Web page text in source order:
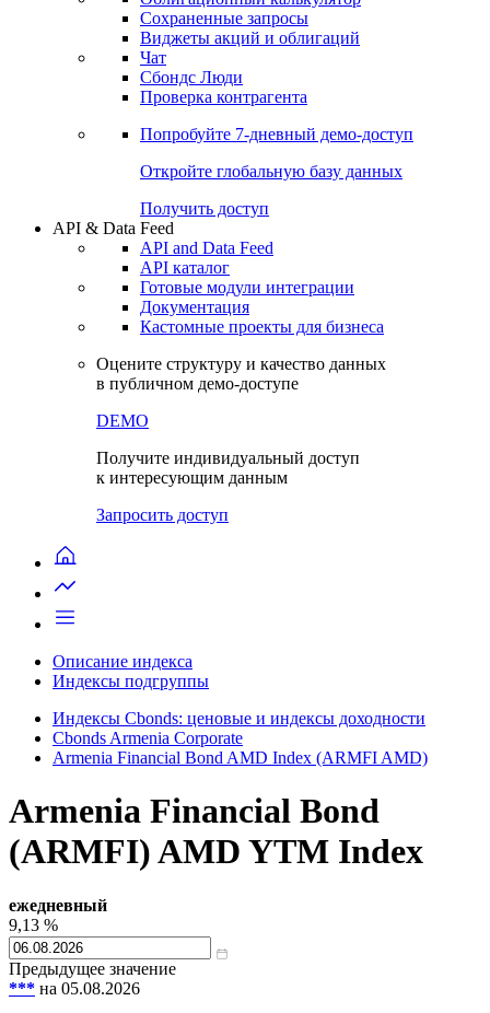
Сохраненные запросы
Виджеты акций и облигаций
Чат
Сбондс Люди
Проверка контрагента
Попробуйте 7-дневный демо-доступ
Откройте глобальную базу данных
Получить доступ
API & Data Feed
API and Data Feed
API каталог
Готовые модули интеграции
Документация
Кастомные проекты для бизнеса
Оцените структуру и качество данных
в публичном демо-доступе
DEMO
Получите индивидуальный доступ
к интересующим данным
Запросить доступ
Описание индекса
Индексы подгруппы
Индексы Cbonds: ценовые и индексы доходности
Cbonds Armenia Corporate
Armenia Financial Bond AMD Index (ARMFI AMD)
Armenia Financial Bond
(ARMFI) AMD YTM Index
ежедневный
9,13 %
Предыдущее значение
*** на 05.08.2026